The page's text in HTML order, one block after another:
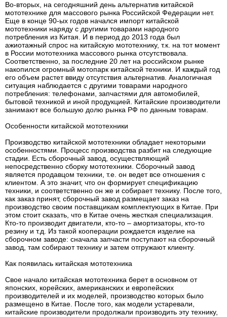
Во-вторых, на сегодняшний день альтернатив китайской
мототехнике для массового рынка Российской Федерации нет.
Еще в конце 90-ых годов начался импорт китайской
мототехники наряду с другими товарами народного
потребления из Китая. И в период до 2013 года был
ажиотажный спрос на китайскую мототехнику, т.к. на тот момент
в России мототехника массового рынка отсутствовала.
Соответственно, за последние 20 лет на российском рынке
накопился огромный мотопарк китайской техники. И каждый год
его объем растет ввиду отсутствия альтернатив. Аналогичная
ситуация наблюдается с другими товарами народного
потребления: телефонами, запчастями для автомобилей,
бытовой техникой и иной продукцией. Китайские производители
занимают все большую долю рынка РФ по данным товарам.
Особенности китайской мототехники
Производство китайской мототехники обладает некоторыми
особенностями. Процесс производства разбит на следующие
стадии. Есть сборочный завод, осуществляющий
непосредственно сборку мототехники. Сборочный завод
является продавцом техники, т.е. он ведет все отношения с
клиентом. А это значит, что он формирует спецификацию
техники, и соответственно он же и собирает технику. После того,
как заказ принят, сборочный завод размещает заказ на
производство своим поставщикам комплектующих в Китае. При
этом стоит сказать, что в Китае очень жесткая специализация.
Кто-то производит двигатели, кто-то – амортизаторы, кто-то
резину и т.д. Из такой кооперации рождается изделие на
сборочном заводе: сначала запчасти поступают на сборочный
завод, там собирают технику и затем отгружают клиенту.
Как появилась китайская мототехника
Свое начало китайская мототехника берет в основном от
японских, корейских, американских и европейских
производителей и их моделей, производство которых было
размещено в Китае. После того, как модели устаревали,
китайские производители продолжали производить эту технику,